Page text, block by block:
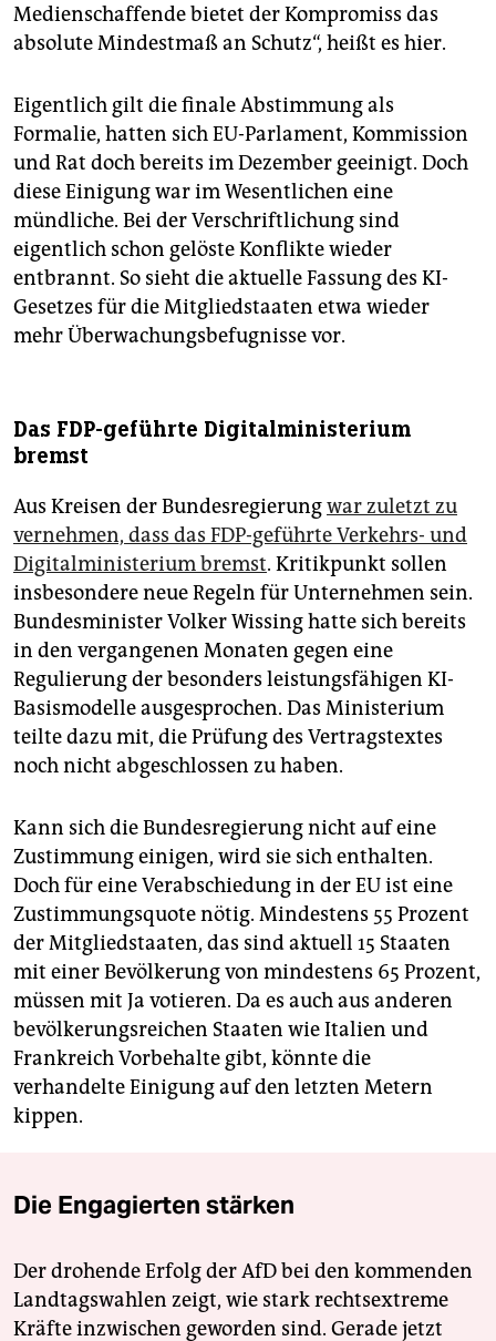
Medienschaffende bietet der Kompromiss das
absolute Mindestmaß an Schutz“, heißt es hier.
Eigentlich gilt die finale Abstimmung als
Formalie, hatten sich EU-Parlament, Kommission
und Rat doch bereits im Dezember geeinigt. Doch
diese Einigung war im Wesentlichen eine
mündliche. Bei der Verschriftlichung sind
eigentlich schon gelöste Konflikte wieder
entbrannt. So sieht die aktuelle Fassung des KI-
Gesetzes für die Mitgliedstaaten etwa wieder
mehr Überwachungsbefugnisse vor.
Das FDP-geführte Digitalministerium
bremst
Aus Kreisen der Bundesregierungwar zuletzt zu
vernehmen, dass das FDP-geführte Verkehrs- und
Digitalministerium bremst. Kritikpunkt sollen
insbesondere neue Regeln für Unternehmen sein.
Bundesminister Volker Wissing hatte sich bereits
in den vergangenen Monaten gegen eine
Regulierung der besonders leistungsfähigen KI-
Basismodelle ausgesprochen. Das Ministerium
teilte dazu mit, die Prüfung des Vertragstextes
noch nicht abgeschlossen zu haben.
Kann sich die Bundesregierung nicht auf eine
Zustimmung einigen, wird sie sich enthalten.
Doch für eine Verabschiedung in der EU ist eine
Zustimmungsquote nötig. Mindestens 55 Prozent
der Mitgliedstaaten, das sind aktuell 15 Staaten
mit einer Bevölkerung von mindestens 65 Prozent,
müssen mit Ja votieren. Da es auch aus anderen
bevölkerungsreichen Staaten wie Italien und
Frankreich Vorbehalte gibt, könnte die
verhandelte Einigung auf den letzten Metern
kippen.
Die Engagierten stärken
Der drohende Erfolg der AfD bei den kommenden
Landtagswahlen zeigt, wie stark rechtsextreme
Kräfte inzwischen geworden sind. Gerade jetzt